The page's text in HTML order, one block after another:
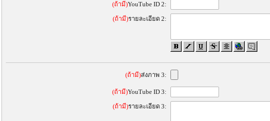
(ถ้ามี)YouTube ID 2:
(ถ้ามี)รายละเอียด 2:
(ถ้ามี)ส่งภาพ 3:
(ถ้ามี)YouTube ID 3:
(ถ้ามี)รายละเอียด 3: